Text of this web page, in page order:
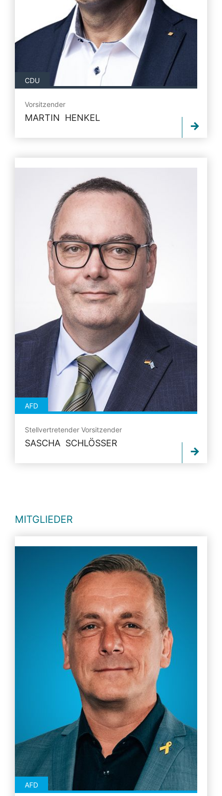
CDU
Vorsitzender
MARTIN HENKEL
AFD
Stellvertretender Vorsitzender
SASCHA SCHLÖSSER
MITGLIEDER
AFD